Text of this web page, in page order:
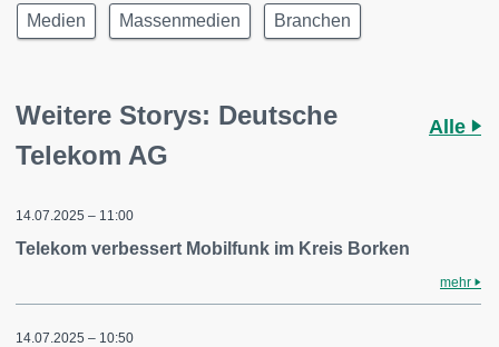
Medien Massenmedien Branchen
Weitere Storys: Deutsche
Telekom AG
Alle
14.07.2025 – 11:00
Telekom verbessert Mobilfunk im Kreis Borken
mehr
14.07.2025 – 10:50